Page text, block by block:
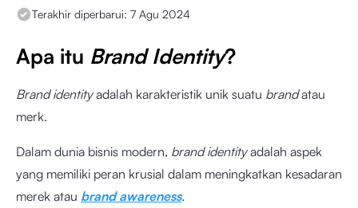
Terakhir diperbarui: 7 Agu 2024
Apa itu Brand Identity?
Brand identityadalah karakteristik unik suatu brandatau
merk.
Dalam dunia bisnis modern, brand identityadalah aspek
yang memiliki peran krusial dalam meningkatkan kesadaran
merek atau brand awareness.